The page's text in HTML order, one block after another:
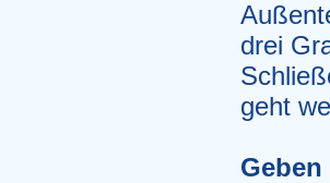
drei
geht